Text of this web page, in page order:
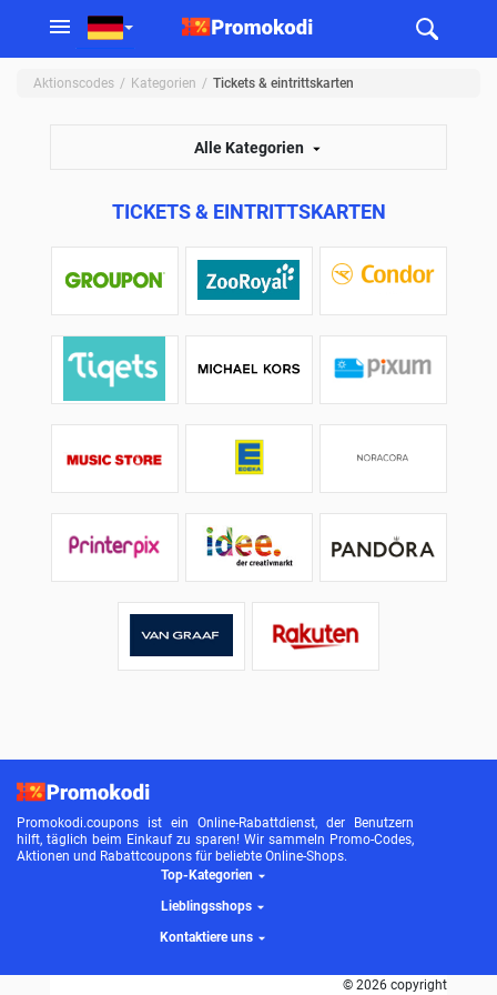
Aktionscodes Kategorien Tickets & eintrittskarten
Alle Kategorien
TICKETS & EINTRITTSKARTEN
Promokodi.coupons ist ein Online-Rabattdienst, der Benutzern
hilft, täglich beim Einkauf zu sparen! Wir sammeln Promo-Codes,
Aktionen und Rabattcoupons für beliebte Online-Shops.
Top-Kategorien
Lieblingsshops
Kontaktiere uns
© 2026 copyright